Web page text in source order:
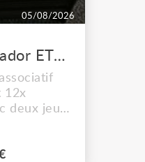
05/08/2026
12x Lustr Selador ETC Led 7x colors filtres
12x
deux jeux
Selador